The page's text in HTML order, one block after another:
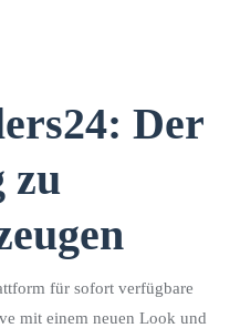
Der
zu
für sofort verfügbare
mit einem neuen Look und